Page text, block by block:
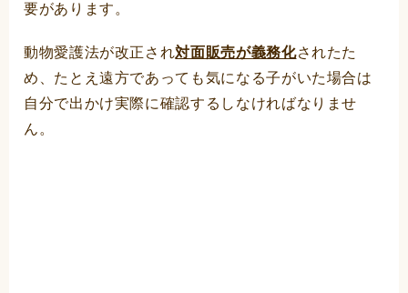
要があります。
動物愛護法が改正され対面販売が義務化されたた
め、たとえ遠方であっても気になる子がいた場合は
自分で出かけ実際に確認するしなければなりませ
ん。